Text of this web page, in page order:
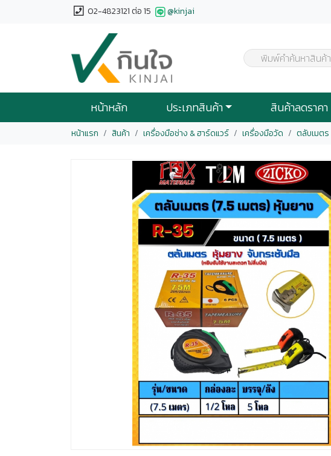
02-4823121 ต่อ 15 @kinjai
พิมพ์คำค้นหาสินค้า
หน้าหลัก ประเภทสินค้า สินค้าลดราคา
หน้าแรก สินค้า เครื่องมือช่าง & ฮาร์ดแวร์ เครื่องมือวัด ตลับเมตร